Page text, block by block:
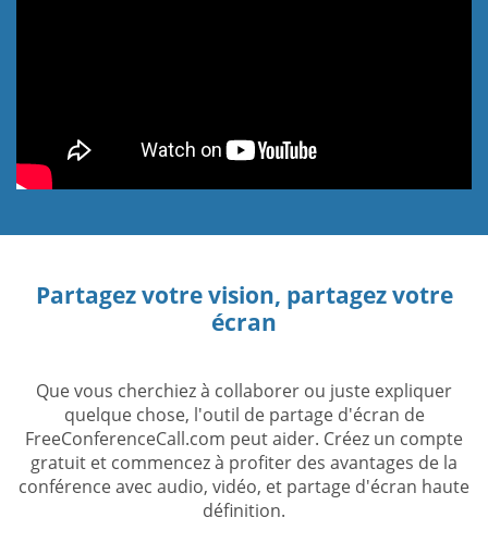
Partagez votre vision, partagez votre
écran
Que vous cherchiez à collaborer ou juste expliquer
quelque chose, l'outil de partage d'écran de
FreeConferenceCall.com peut aider. Créez un compte
gratuit et commencez à profiter des avantages de la
conférence avec audio, vidéo, et partage d'écran haute
définition.